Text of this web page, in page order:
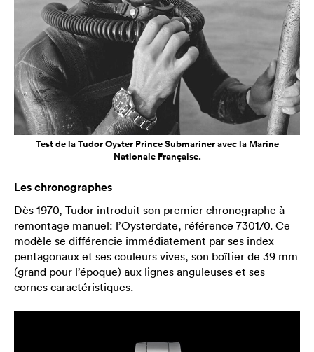
Test de la Tudor Oyster Prince Submariner avec la Marine
Nationale Française.
Les chronographes
Dès 1970, Tudor introduit son premier chronographe à
remontage manuel: l’Oysterdate, référence 7301/0. Ce
modèle se différencie immédiatement par ses index
pentagonaux et ses couleurs vives, son boîtier de 39 mm
(grand pour l’époque) aux lignes anguleuses et ses
cornes caractéristiques.